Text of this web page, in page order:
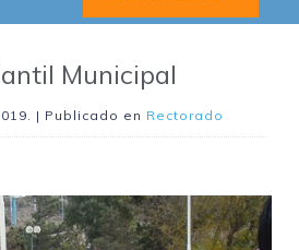
Municipal
. | Publicado en Rectorado